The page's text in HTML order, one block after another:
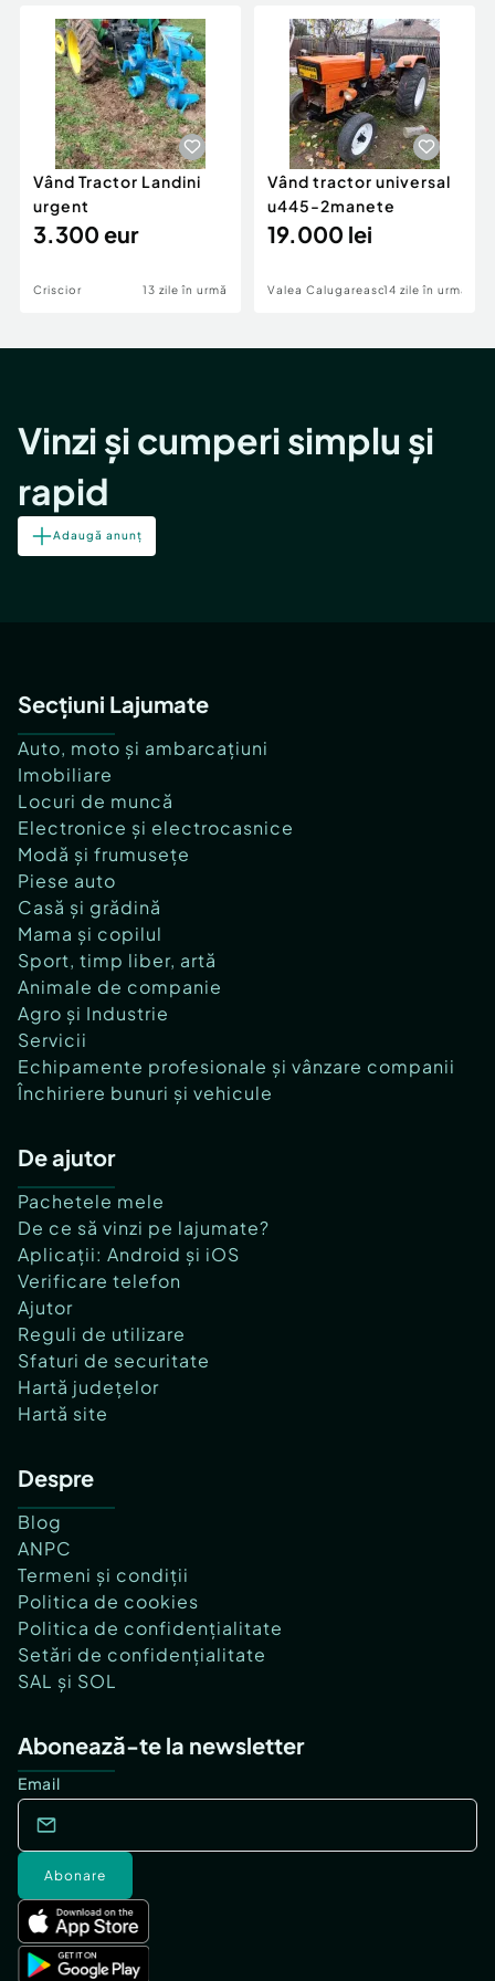
Servicii
Animale de companie
Afaceri și echipamente profesionale
Inchiriere Bunuri si Vehicule
Utilaje agricole si industriale
Piese auto si accesorii
Dacia Duster
Vând Tractor Landini
urgent
3.300 eur
Criscior 13 zile în urmă
Vând tractor universal
u445-2manete
19.000 lei
Valea Calugareasca14 zile în urmă
Vinzi și cumperi simplu și
rapid
Adaugă anunț
Secțiuni Lajumate
Auto, moto și ambarcațiuni
Imobiliare
Locuri de muncă
Electronice și electrocasnice
Modă și frumusețe
Piese auto
Casă și grădină
Mama și copilul
Sport, timp liber, artă
Animale de companie
Agro și Industrie
Servicii
Echipamente profesionale și vânzare companii
Închiriere bunuri și vehicule
De ajutor
Pachetele mele
De ce să vinzi pe lajumate?
Aplicații: Android și iOS
Verificare telefon
Ajutor
Reguli de utilizare
Sfaturi de securitate
Hartă județelor
Hartă site
Despre
Blog
ANPC
Termeni și condiții
Politica de cookies
Politica de confidențialitate
Setări de confidențialitate
SAL și SOL
Abonează-te la newsletter
Email
Abonare